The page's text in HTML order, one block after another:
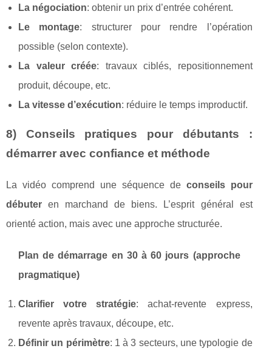
La négociation: obtenir un prix d’entrée cohérent.
Le montage: structurer pour rendre l’opération
possible (selon contexte).
La valeur créée: travaux ciblés, repositionnement
produit, découpe, etc.
La vitesse d’exécution: réduire le temps improductif.
8) Conseils pratiques pour débutants :
démarrer avec confiance et méthode
La vidéo comprend une séquence de conseils pour
débuter en marchand de biens. L’esprit général est
orienté action, mais avec une approche structurée.
Plan de démarrage en 30 à 60 jours (approche
pragmatique)
Clarifier votre stratégie: achat‑revente express,
revente après travaux, découpe, etc.
Définir un périmètre: 1 à 3 secteurs, une typologie de